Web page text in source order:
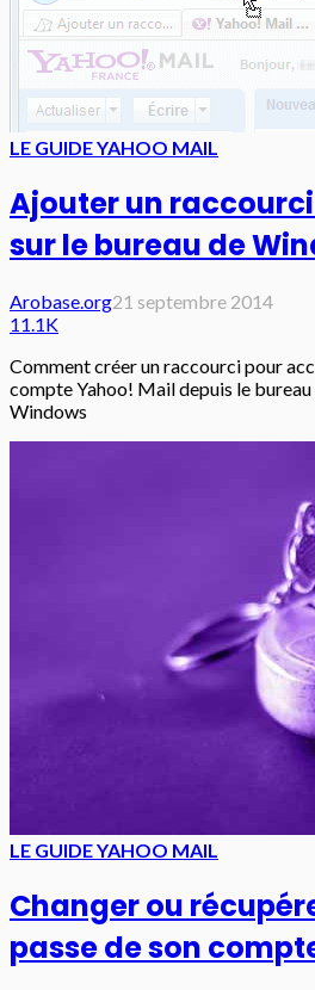
LE GUIDE YAHOO MAIL
Ajouter un
sur le bureau de
Arobase.org21 septembre 2014
11.1K
Comment créer un raccourci pour
compte Yahoo! Mail depuis le
Windows
LE GUIDE YAHOO MAIL
Changer ou
passe de son